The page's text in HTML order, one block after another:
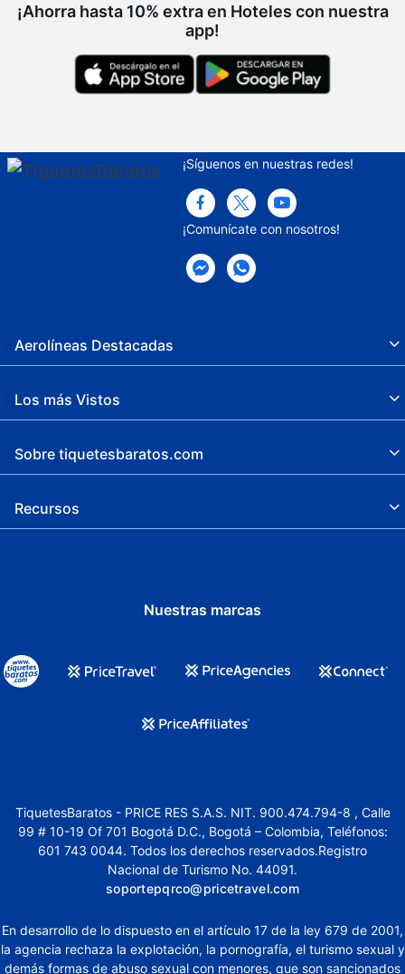
¡Ahorra hasta 10% extra en Hoteles con nuestra
app!
¡Síguenos en nuestras redes!
¡Comunícate con nosotros!
Aerolíneas Destacadas
Los más Vistos
Sobre tiquetesbaratos.com
Recursos
Nuestras marcas
TiquetesBaratos - PRICE RES S.A.S. NIT. 900.474.794-8 , Calle
99 # 10-19 Of 701 Bogotá D.C., Bogotá – Colombia, Teléfonos:
601 743 0044. Todos los derechos reservados.Registro
Nacional de Turismo No. 44091.
soportepqrco@pricetravel.com
En desarrollo de lo dispuesto en el artículo 17 de la ley 679 de 2001,
la agencia rechaza la explotación, la pornografía, el turismo sexual y
demás formas de abuso sexual con menores, que son sancionados